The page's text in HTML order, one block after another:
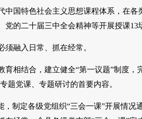
特色社会主义思想课程体系，在各
的二十届三中全会精神等开展授课13
融入日常、抓在经常。
结合，建立健全“第一议题”制度，
题党课、专题研讨的首要内容。
定各级党组织“三会一课”开展情况